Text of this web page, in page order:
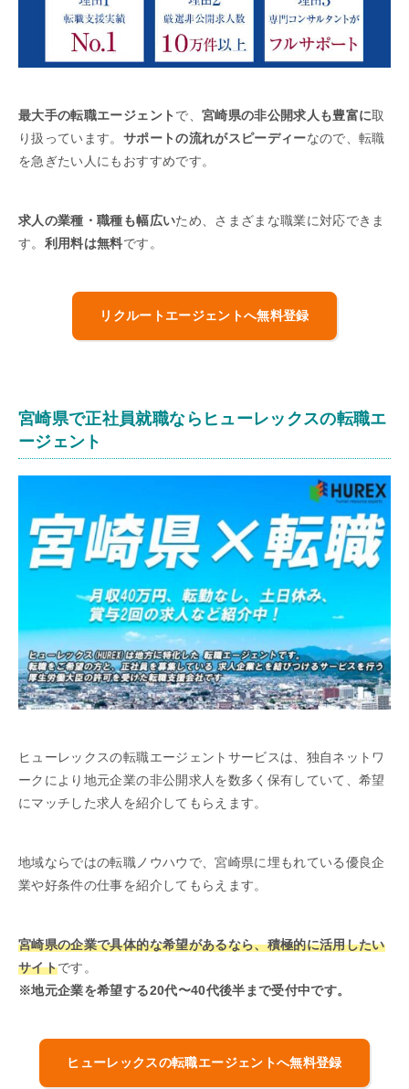
最大手の転職エージェント で、 宮崎県の非公開求人も豊富に取
り扱っています。 サポートの流れがスピーディーなので、転職
を急ぎたい人にもおすすめです。
求人の業種・職種も幅広いため、さまざまな職業に対応できま
す。 利用料は無料です。
リクルートエージェントへ無料登録
宮崎県で正社員就職ならヒューレックスの転職エ
ージェント
ヒューレックスの転職エージェントサービスは、独自ネットワ
ークにより地元企業の非公開求人を数多く保有していて、希望
にマッチした求人を紹介してもらえます。
地域ならではの転職ノウハウで、宮崎県に埋もれている優良企
業や好条件の仕事を紹介してもらえます。
宮崎県の企業で具体的な希望があるなら、積極的に活用したい
サイトです。
※地元企業を希望する20代〜40代後半まで受付中です。
ヒューレックスの転職エージェントへ無料登録